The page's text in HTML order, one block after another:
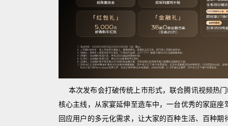
本次发布会打破传统上市形式，联合腾讯视频热
核心主线，从家宴延伸至造车中，一台优秀的家庭
回应用户的多元化需求，让大家的百种生活、百种